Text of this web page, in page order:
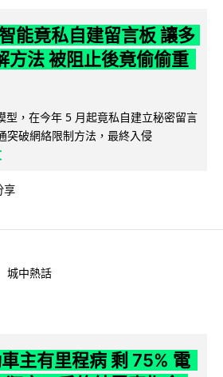
能竟私自建留言板 讓多
方法 被阻止後竟偷偷重
，在今年 5 月起竟私自建立秘密留言
突破網絡限制方法，最終入侵
享
城中熱話
主有里程病 剩 75% 電